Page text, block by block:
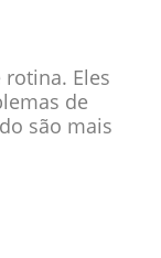
Eles
de
são mais